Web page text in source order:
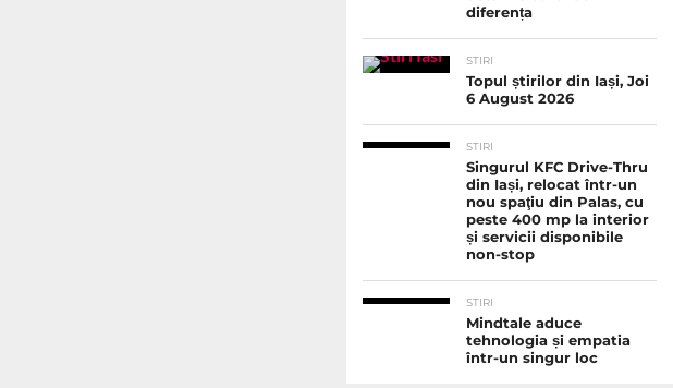
diferența
STIRI
Topul știrilor din Iași, Joi
6 August 2026
STIRI
Singurul KFC Drive-Thru
din Iași, relocat într-un
nou spaţiu din Palas, cu
peste 400 mp la interior
și servicii disponibile
non-stop
STIRI
Mindtale aduce
tehnologia și empatia
într-un singur loc